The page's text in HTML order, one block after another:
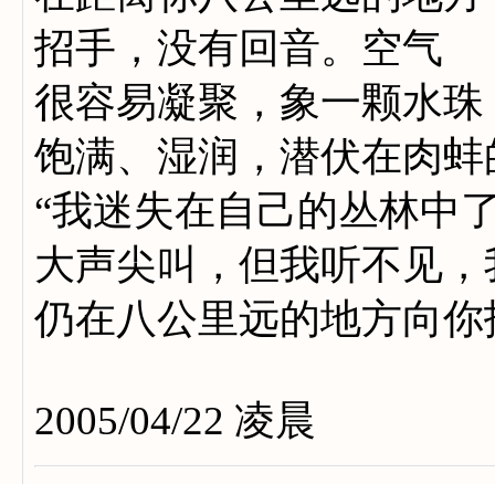
招手，没有回音。空气
很容易凝聚，象一颗水珠
饱满、湿润，潜伏在肉
“我迷失在自己的丛林中
大声尖叫，但我听不见，
仍在八公里远的地方向你
2005/04/22 凌晨